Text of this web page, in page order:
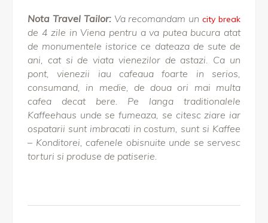
Nota Travel Tailor:Va recomandam uncity break
de 4 zile in Viena pentru a va putea bucura atat
de monumentele istorice ce dateaza de sute de
ani, cat si de viata vienezilor de astazi. Ca un
pont, vienezii iau cafeaua foarte in serios,
consumand, in medie, de doua ori mai multa
cafea decat bere. Pe langa traditionalele
Kaffeehaus unde se fumeaza, se citesc ziare iar
ospatarii sunt imbracati in costum, sunt si Kaffee
– Konditorei, cafenele obisnuite unde se servesc
torturi si produse de patiserie.